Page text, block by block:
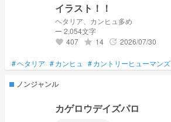
イラスト！！
ヘタリア、カンヒュ多め
ー 2,054文字
favorite 407 grade 14 update 2026/07/30
#ヘタリア #カンヒュ #カントリーヒューマンズ
ノンジャンル
カゲロウデイズパロ